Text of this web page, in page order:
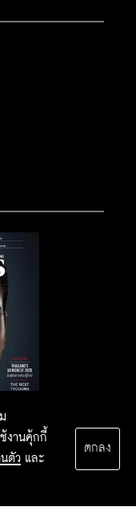
งานคุ้กกี้
นตัว และ
ตกลง
RESERVED